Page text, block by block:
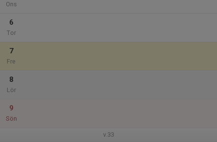
Ons
6
Tor
7
Fre
8
Lör
9
Sön
v.33